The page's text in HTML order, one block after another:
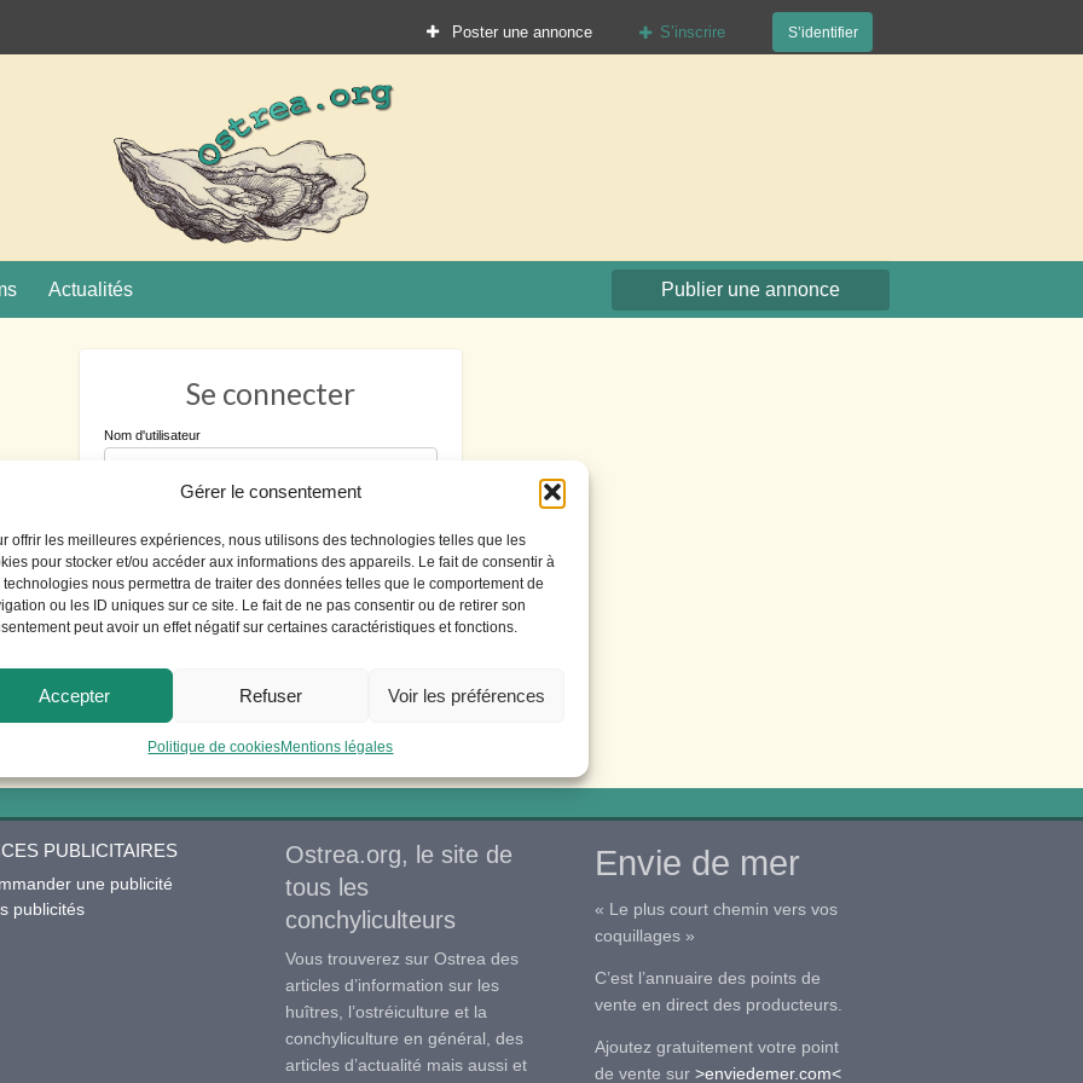
Gérer le consentement
offrir les meilleures expériences, nous utilisons des technologies telles que les
pour stocker et/ou accéder aux informations des appareils. Le fait de consentir à
technologies nous permettra de traiter des données telles que le comportement de
ou les ID uniques sur ce site. Le fait de ne pas consentir ou de retirer son
peut avoir un effet négatif sur certaines caractéristiques et fonctions.
Accepter Refuser Voir les préférences
Politique de cookiesMentions légales
Poster une annonce S’inscrire S’identifier
Actualités Publier une annonce
Se connecter
Nom d'utilisateur
Se souvenir de moi
Mot de passe perdu ?
PUBLICITAIRES
une publicité
publicités
Ostrea.org, le site de
tous les
conchyliculteurs
Vous trouverez sur Ostrea des
articles d’information sur les
huîtres, l’ostréiculture et la
conchyliculture en général, des
articles d’actualité mais aussi et
Envie de mer
« Le plus court chemin vers vos
coquillages »
C’est l’annuaire des points de
vente en direct des producteurs.
Ajoutez gratuitement votre point
de vente sur>enviedemer.com<